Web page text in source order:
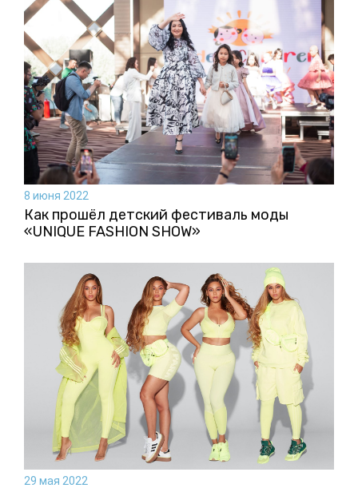
8 июня 2022
Как прошёл детский фестиваль моды
«UNIQUE FASHION SHOW»
29 мая 2022